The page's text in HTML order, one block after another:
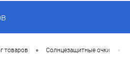
товаров • Солнцезащитные очки •